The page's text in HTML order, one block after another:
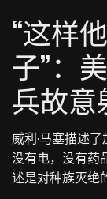
“这样
子”：
兵故意
威利·马塞描述
没有电，没有药
述是对种族灭绝